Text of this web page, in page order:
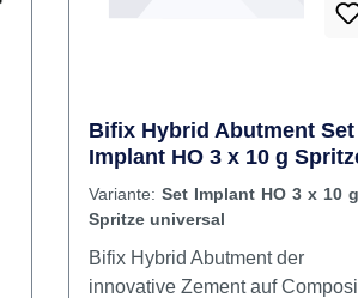
Bifix Hybrid Abutment Set
universal
Variante:
Set Implant HO 3 x 10 g